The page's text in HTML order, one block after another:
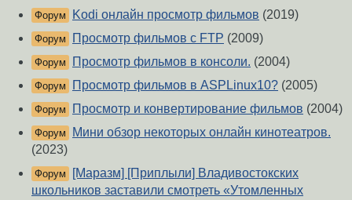
Форум Kodi онлайн просмотр фильмов (2019)
Форум Просмотр фильмов с FTP (2009)
Форум Просмотр фильмов в консоли. (2004)
Форум Просмотр фильмов в ASPLinux10? (2005)
Форум Просмотр и конвертирование фильмов (2004)
Форум
Мини обзор некоторых онлайн кинотеатров.
(2023)
Форум
[Маразм] [Приплыли] Владивостокских
школьников заставили смотреть «Утомленных